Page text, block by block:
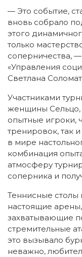
— Это событие,
вновь собрало
этого
только
соперничества, —
«Управления
Светлана
Участниками
женщины Сельцо,
опытные игроки,
тренировок, так и
в мире
комбинация
атмосферу
соперника и
Теннисные столы
настоящие
захватывающие
стремительные
это вызывало
неважно,